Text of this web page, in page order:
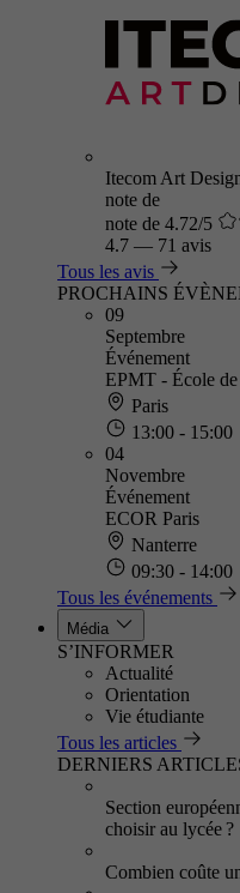
Itecom Art
note de
note de 4.72/5
4.7 — 71 avis
Tous les avis
PROCHAINS
09
Septembre
Événement
EPMT - École de
Paris
13:00 - 15:00
04
Novembre
Événement
ECOR Paris
Nanterre
09:30 - 14:00
Tous les événements
Média
S’INFORMER
Actualité
Orientation
Vie étudiante
Tous les articles
DERNIERS
Section
choisir au lycée ?
Combien coûte